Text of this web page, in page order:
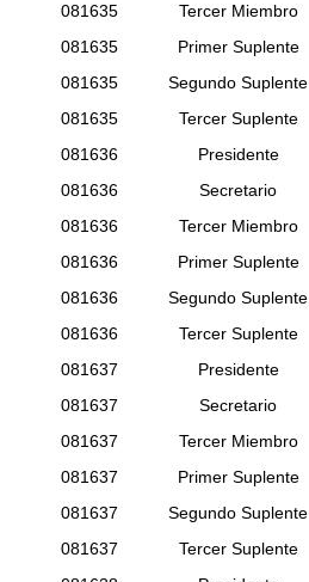
081635
Tercer Miembro
081635
Primer Suplente
081635
Segundo Suplente
081635
Tercer Suplente
081636
Presidente
081636
Secretario
081636
Tercer Miembro
081636
Primer Suplente
081636
Segundo Suplente
081636
Tercer Suplente
081637
Presidente
081637
Secretario
081637
Tercer Miembro
081637
Primer Suplente
081637
Segundo Suplente
081637
Tercer Suplente